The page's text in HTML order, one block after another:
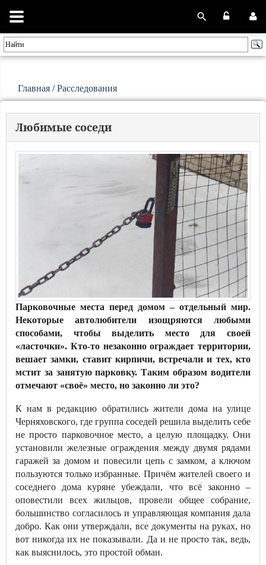
Главная /Расследования
Любимые соседи
Парковочные места перед домом – отдельный мир.
Некоторые автолюбители изощряются любыми
способами, чтобы выделить место для своей
«ласточки». Кто-то незаконно ограждает территории,
вешает замки, ставит кирпичи, встречали и тех, кто
мстит за занятую парковку. Таким образом водители
отмечают «своё» место, но законно ли это?
К нам в редакцию обратились жители дома на улице
Черняховского, где группа соседей решила выделить себе
не просто парковочное место, а целую площадку. Они
установили железные ограждения между двумя рядами
гаражей за домом и повесили цепь с замком, а ключом
пользуются только избранные. Причём жителей своего и
соседнего дома куряне убеждали, что всё законно –
оповестили всех жильцов, провели общее собрание,
большинство согласилось и управляющая компания дала
добро. Как они утверждали, все документы на руках, но
вот никогда их не показывали. Да и не просто так, ведь,
как выяснилось, это простой обман.